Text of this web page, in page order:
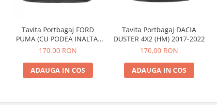
Produse Intretinere si Detailing
Lubrifianti si Spray-uri de Curatare
Curatare si Detailing Interior
Vopsitorie, Chituri si Adezivi
Tavita Portbagaj FORD
PUMA (CU PODEA INALTA)
2019-
170,00 RON
ADAUGA IN COS
Tavita Portbagaj DACIA
DUSTER 4X2 (HM) 2017-2022
170,00 RON
ADAUGA IN COS